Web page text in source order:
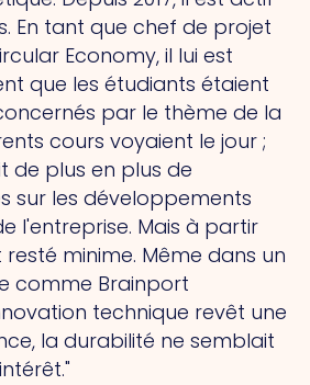
En tant que chef de projet
Economy, il lui est
que les étudiants étaient
par le thème de la
cours voyaient le jour ;
de plus en plus de
sur les développements
l'entreprise. Mais à partir
minime. Même dans un
comme Brainport
technique revêt une
la durabilité ne semblait